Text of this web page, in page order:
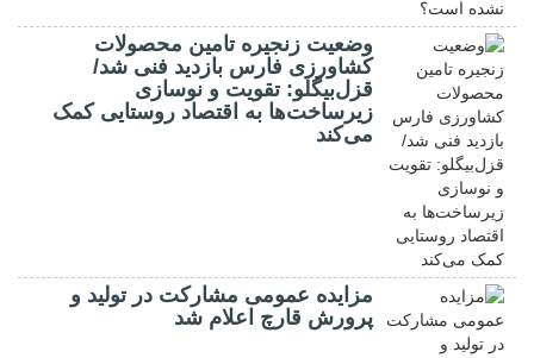
وضعیت زنجیره تامین محصولات
کشاورزی فارس بازدید فنی شد/
قزل‌بیگلو: تقویت و نوسازی
زیرساخت‌ها به اقتصاد روستایی کمک
می‌کند
مزایده عمومی مشارکت در تولید و
پرورش قارچ اعلام شد